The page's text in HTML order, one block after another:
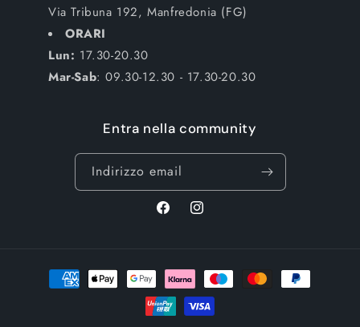
Via Tribuna 192, Manfredonia (FG)
ORARI
Lun: 17.30-20.30
Mar-Sab: 09.30-12.30 - 17.30-20.30
Entra nella community
Indirizzo email
FacebookInstagram
Metodi